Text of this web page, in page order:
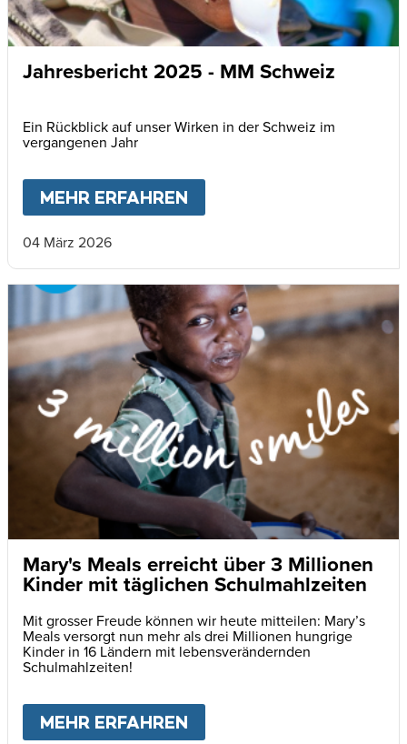
Jahresbericht 2025 - MM Schweiz
Ein Rückblick auf unser Wirken in der Schweiz im
vergangenen Jahr
MEHR ERFAHREN
04 März 2026
Mary's Meals erreicht über 3 Millionen
Kinder mit täglichen Schulmahlzeiten
Mit grosser Freude können wir heute mitteilen: Mary’s
Meals versorgt nun mehr als drei Millionen hungrige
Kinder in 16 Ländern mit lebensverändernden
Schulmahlzeiten!
MEHR ERFAHREN